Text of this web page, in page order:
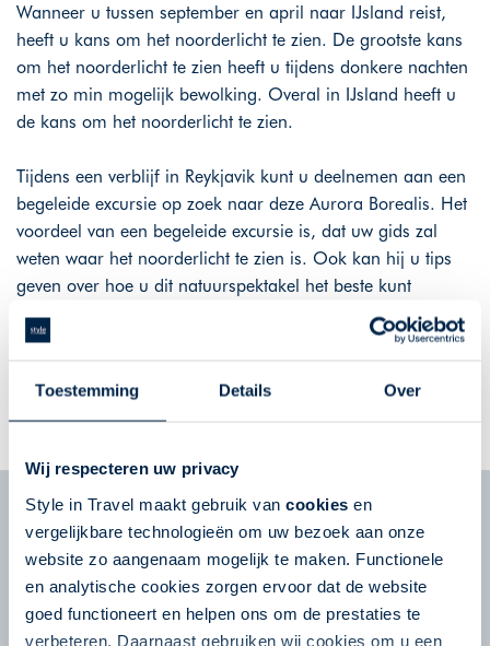
Toestemming Details Over
Wij respecteren uw privacy
Style in Travel maakt gebruik van cookies en
vergelijkbare technologieën om uw bezoek aan onze
website zo aangenaam mogelijk te maken. Functionele
en analytische cookies zorgen ervoor dat de website
goed functioneert en helpen ons om de prestaties te
verbeteren. Daarnaast gebruiken wij cookies om u een
Wanneer u tussen september en april naar IJsland reist,
heeft u kans om het noorderlicht te zien. De grootste kans
om het noorderlicht te zien heeft u tijdens donkere nachten
met zo min mogelijk bewolking. Overal in IJsland heeft u
de kans om het noorderlicht te zien.
Tijdens een verblijf in Reykjavik kunt u deelnemen aan een
begeleide excursie op zoek naar deze Aurora Borealis. Het
voordeel van een begeleide excursie is, dat uw gids zal
weten waar het noorderlicht te zien is. Ook kan hij u tips
geven over hoe u dit natuurspektakel het beste kunt
fotograferen. En niet te vergeten, u komt dan op plaatsen
waar u met eigen auto niet zou kunnen komen.
Nieuwsbrief
Schrijf u in voor de nieuwsbrief en ontvang tips
en reisinspiratie voor uw volgende reis!
Volg ons op Social Media